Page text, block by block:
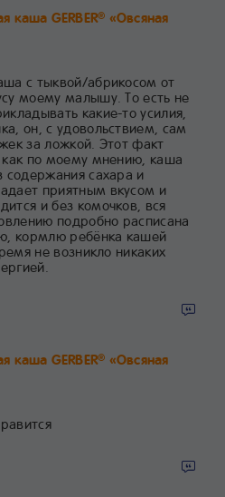
каша GERBER® «Овсяная
с тыквой/абрикосом от
моему малышу. То есть не
какие-то усилия,
он, с удовольствием, сам
за ложкой. Этот факт
как по моему мнению, каша
содержания сахара и
приятным вкусом и
и без комочков, вся
подробно расписана
кормлю ребёнка кашей
не возникло никаких
каша GERBER® «Овсяная